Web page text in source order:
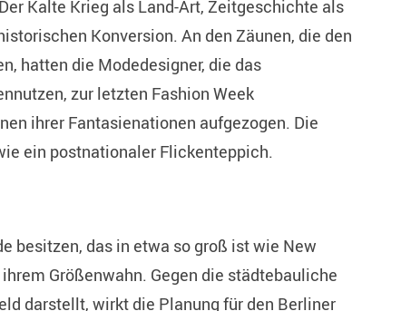
Kalte Krieg als Land-Art, Zeitgeschichte als
Konversion. An den Zäunen, die den
hatten die Modedesigner, die das
zur letzten Fashion Week
ihrer Fantasienationen aufgezogen. Die
ein postnationaler Flickenteppich.
besitzen, das in etwa so groß ist wie New
Größenwahn. Gegen die städtebauliche
darstellt, wirkt die Planung für den Berliner